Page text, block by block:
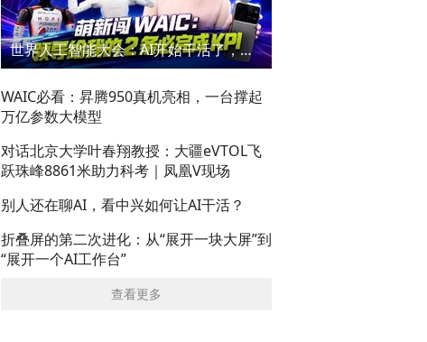
世界人工智能大会：AI开始干活了，但到底干的怎么样？萌新闯WAIC
WAIC必看：昇腾950真机亮相，一台撑起
万亿参数大模型
对话北京大学叶春翔教授：大疆eVTOL飞
跃珠峰8861米助力科考｜凤凰V现场
别人还在聊AI，看中兴如何让AI干活？
折叠屏的第二次进化：从“展开一块大屏”到
“展开一个AI工作台”
查看更多